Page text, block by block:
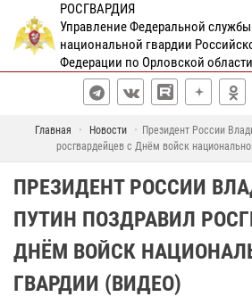
РОСГВАРДИЯ
Управление Федеральной
национальной гвардии
Федерации по Орловской области
Главная Новости
Президент России
росгвардейцев с Днём войск
ПРЕЗИДЕНТ РОССИИ
ПУТИН ПОЗДРАВИЛ
ДНЁМ ВОЙСК
ГВАРДИИ (ВИДЕО)